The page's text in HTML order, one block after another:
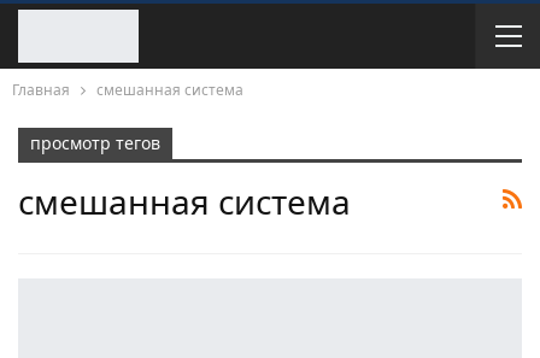
Главная смешанная система
просмотр тегов
смешанная система